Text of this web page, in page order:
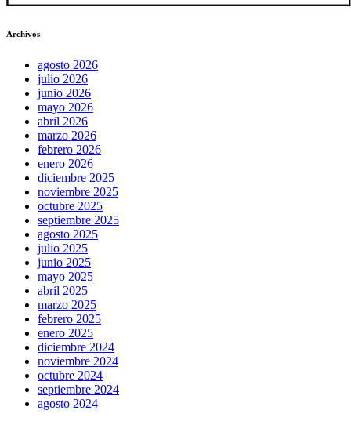
Archivos
agosto 2026
julio 2026
junio 2026
mayo 2026
abril 2026
marzo 2026
febrero 2026
enero 2026
diciembre 2025
noviembre 2025
octubre 2025
septiembre 2025
agosto 2025
julio 2025
junio 2025
mayo 2025
abril 2025
marzo 2025
febrero 2025
enero 2025
diciembre 2024
noviembre 2024
octubre 2024
septiembre 2024
agosto 2024